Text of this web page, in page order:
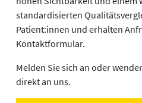
standardisierten
Patient:innen und erhalten
Kontaktformular.
Melden Sie sich an oder
direkt an uns.